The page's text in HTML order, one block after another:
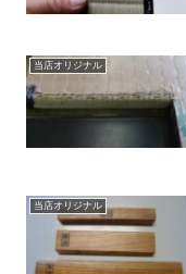
当店オリジナル
当店オリジナル